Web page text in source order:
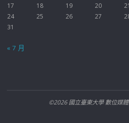
17
18 19 20 21
24
25 26 27
31
« 7 月
©2026 國立臺東大學 數位媒